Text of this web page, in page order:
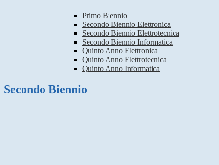
Primo Biennio
Secondo Biennio Elettronica
Secondo Biennio Elettrotecnica
Secondo Biennio Informatica
Quinto Anno Elettronica
Quinto Anno Elettrotecnica
Quinto Anno Informatica
Secondo Biennio